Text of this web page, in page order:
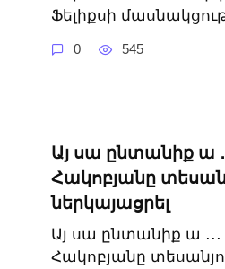
Ֆելիքսի
0 545
Այ սա ընտանիք ա
Հակոբյանը
ներկայացրել
Այ սա ընտանիք ա
Հակոբյանը